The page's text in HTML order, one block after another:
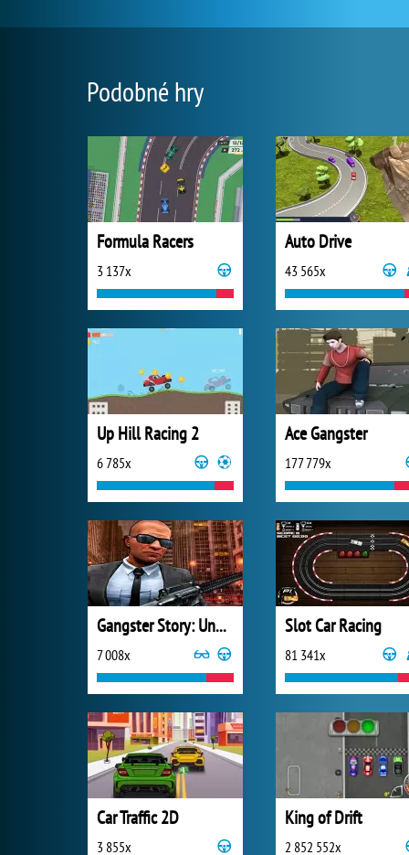
Podobné hry
Formula Racers
3 137x
Auto Drive
43 565x
Up Hill Racing 2
6 785x
Ace Gangster
177 779x
Gangster Story: Underworld Criminal Empire Mafia
7 008x
Slot Car Racing
81 341x
Car Traffic 2D
3 855x
King of Drift
2 852 552x